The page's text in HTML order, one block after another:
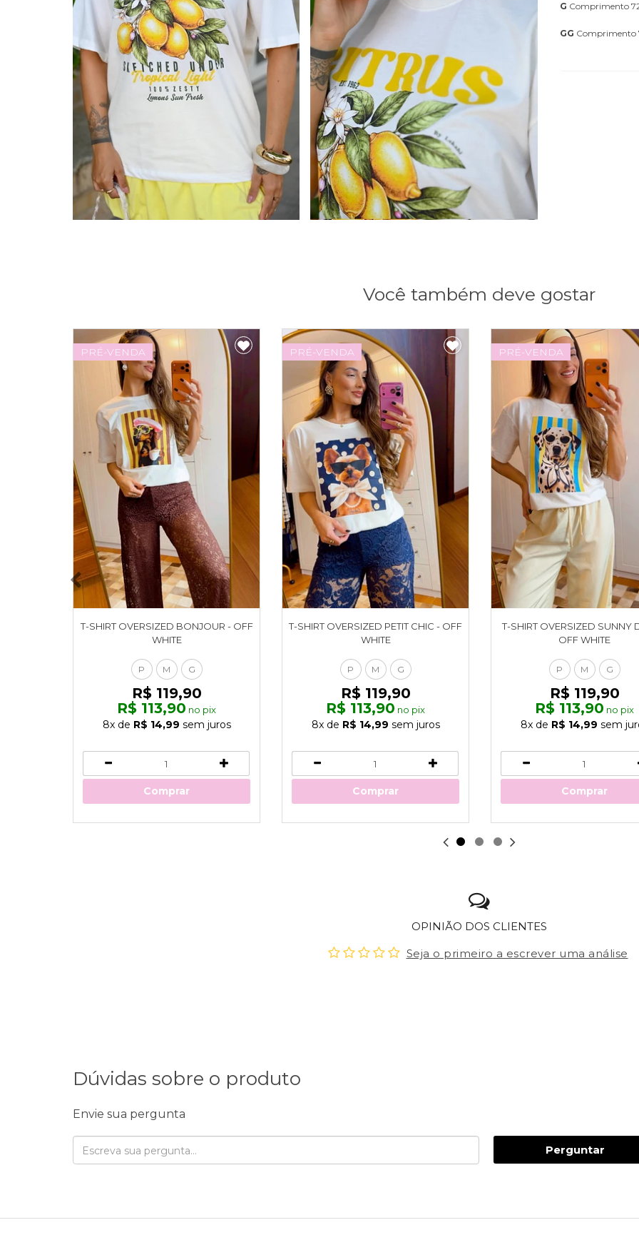
G Comprimento
GG Comprimento
Você também deve gostar
PRÉ-VENDA
T-SHIRT OVERSIZED BONJOUR - OFF
WHITE
P M G
R$ 119,90
R$ 113,90 no pix
8xde R$ 14,99 sem juros
Comprar
PRÉ-VENDA
T-SHIRT OVERSIZED PETIT CHIC - OFF
WHITE
P M G
R$ 119,90
R$ 113,90 no pix
8xde R$ 14,99 sem juros
Comprar
PRÉ-VENDA
T-SHIRT OVERSIZED SUNNY
OFF WHITE
P M G
R$ 119,90
R$ 113,90 no pix
8xde R$ 14,99 sem
Comprar
OPINIÃO DOS CLIENTES
Seja o primeiro a escrever uma análise
Dúvidas sobre o produto
Envie sua pergunta
Perguntar